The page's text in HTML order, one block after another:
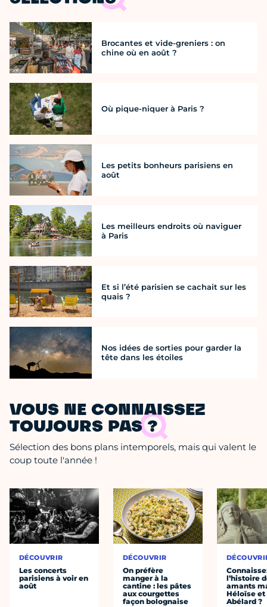
Brocantes et vide-greniers : on
chine où en août ?
Où pique-niquer à Paris ?
Les petits bonheurs parisiens en
août
Les meilleurs endroits où naviguer
à Paris
Et si l’été parisien se cachait sur les
quais ?
Nos idées de sorties pour garder la
tête dans les étoiles
VOUS NE CONNAISSEZ
TOUJOURS PAS ?
Sélection des bons plans intemporels, mais qui valent le
coup toute l'année !
DÉCOUVRIR
Les concerts
parisiens à voir en
août
DÉCOUVRIR
On préfère
manger à la
cantine : les pâtes
aux courgettes
façon bolognaise
l’histoire
amants
Héloïse et
Abélard ?